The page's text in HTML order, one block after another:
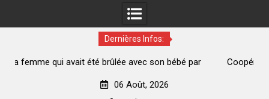
Dernières Infos:
brûlée avec son bébé par
Coopération: Le ministre Indien
06 Août, 2026